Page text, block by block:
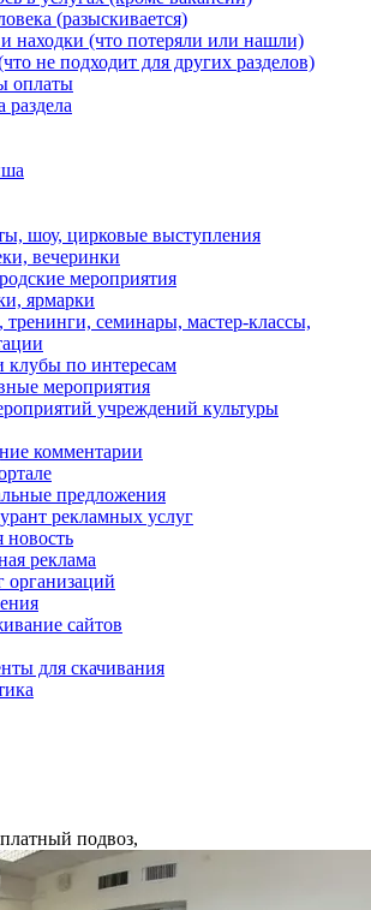
(разыскивается)
находки (что потеряли или нашли)
не подходит для других разделов)
оплаты
раздела
шоу, цирковые выступления
вечеринки
мероприятия
ярмарки
тренинги, семинары, мастер-классы,
клубы по интересам
мероприятия
учреждений культуры
комментарии
предложения
рекламных услуг
новость
реклама
организаций
сайтов
для скачивания
подвоз,